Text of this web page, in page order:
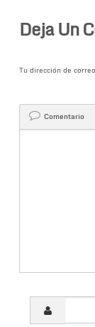
Deja Un
Tu dirección de
Comentario